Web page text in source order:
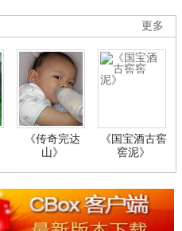
更多
《传奇完达
山》
《国宝酒古窖
窖泥》